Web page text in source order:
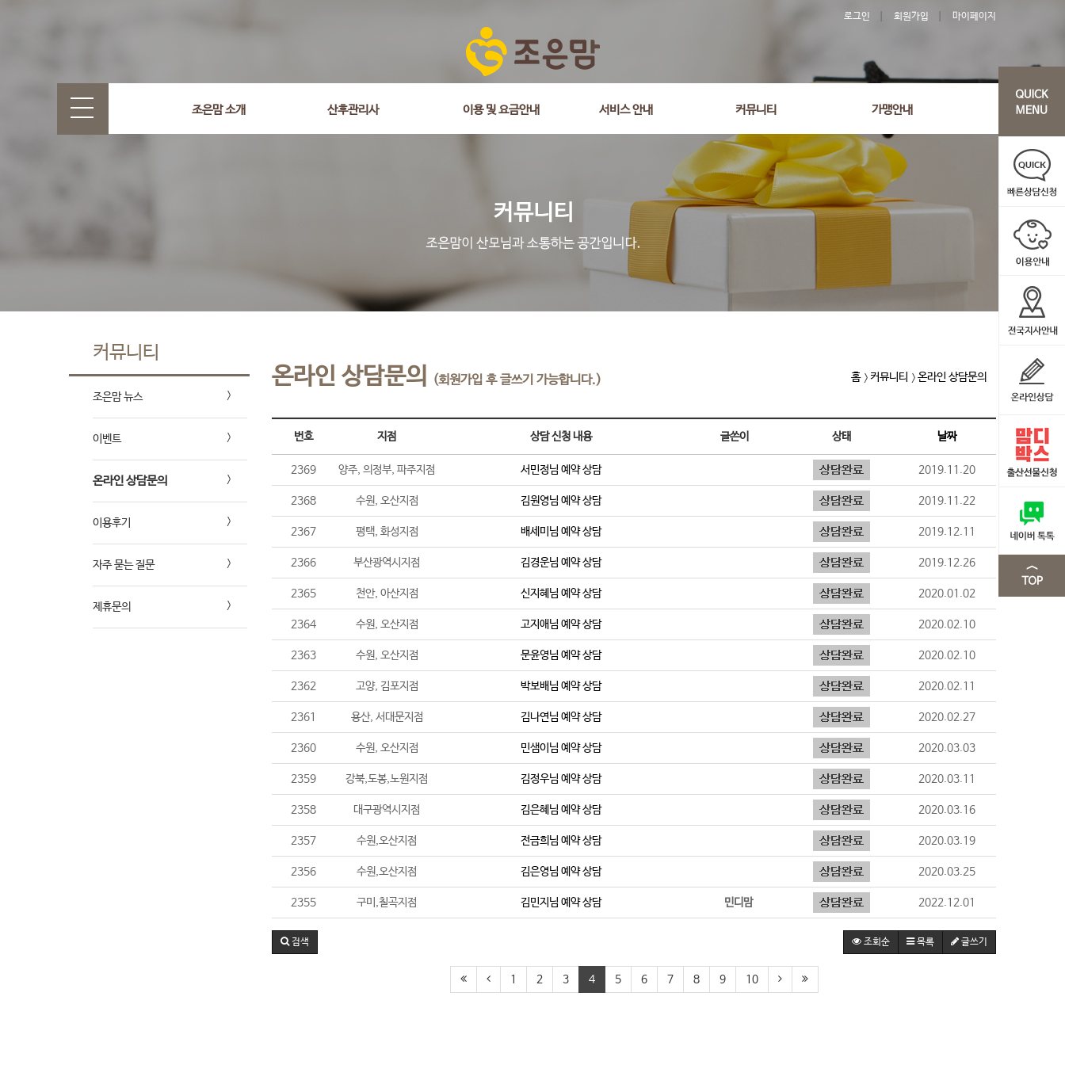
로그인 회원가입 마이페이지
조은맘 소개 산후관리사 이용 및 요금안내 서비스 안내 커뮤니티 가맹안내
커뮤니티
조은맘 뉴스
이벤트
온라인 상담문의
이용후기
자주 묻는 질문
제휴문의
온라인 상담문의 (회원가입 후 글쓰기 가능합니다.) 홈 커뮤니티 온라인 상담문의
번호 지점 상담 신청 내용 글쓴이 상태 날짜
2369 양주, 의정부, 파주지점 서민정님 예약 상담 2019.11.20
2368 수원, 오산지점 김원영님 예약 상담 2019.11.22
2367 평택, 화성지점 배세미 님 예약 상담 2019.12.11
2366 부산광역시지점 김경운님 예약 상담 2019.12.26
2365 천안, 아산지점 신지혜 님 예약 상담 2020.01.02
2364 수원, 오산지점 고지애님 예약 상담 2020.02.10
2363 수원, 오산지점 문윤영님 예약 상담 2020.02.10
2362 고양, 김포지점 박보배님 예약 상담 2020.02.11
2361 용산, 서대문지점 김나연님 예약 상담 2020.02.27
2360 수원, 오산지점 민샘이 님 예약 상담 2020.03.03
2359 강북,도봉,노원지점 김정우님 예약 상담 2020.03.11
2358 대구광역시지점 김은혜 님 예약 상담 2020.03.16
2357 수원,오산지점 전금희님 예약 상담 2020.03.19
2356 수원,오산지점 김은영님 예약 상담 2020.03.25
2355 구미,칠곡지점 김민지 님 예약 상담 민디맘 2022.12.01
조회순 목록 글쓰기
검색
1 2 3 4 5 6 7 8 9 10